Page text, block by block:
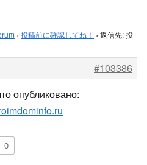
› 投稿前に確認してね！ › 返信先: 投
#103386
опубликовано:
0